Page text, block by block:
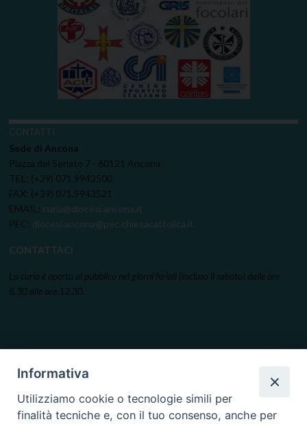
CONTATTI
Sede di Ancona
Piazza del Senato 7 - 60121 Ancona
TEL: (+39) 071.9943500
FAX: (+39) 071.9943521
EMAIL: curia@diocesi.ancona.it
PEC: diocesi.ancona@pec.chiesacattolica.it
CONTATTACI
La curia è aperta al pubblico nei giorni feriali (escluso il sabato) dalle ore
8.30 alle ore 12.30.
Informativa
Utilizziamo cookie o tecnologie simili per
finalità tecniche e, con il tuo consenso, anche per